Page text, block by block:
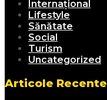
Internațional
Lifestyle
Sănătate
Social
Turism
Uncategorized
Articole Recente